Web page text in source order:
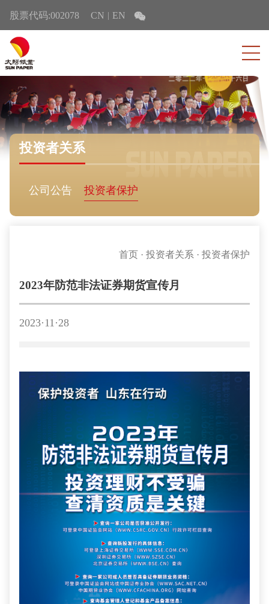
股票代码:002078 CN EN
投资者关系
公司公告 投资者保护
首页 · 投资者关系 · 投资者保护
2023年防范非法证券期货宣传月
2023·11·28